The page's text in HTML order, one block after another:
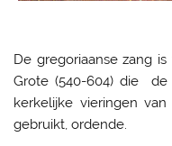
De gregoriaanse zang
Grote (540-604) die
kerkelijke vieringen
gebruikt, ordende.